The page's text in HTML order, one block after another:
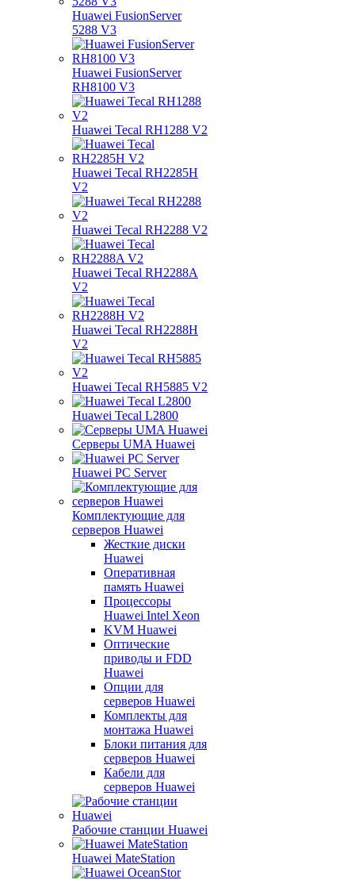
Huawei FusionServer
5288 V3
Huawei FusionServer
RH8100 V3
Huawei Tecal RH1288 V2
Huawei Tecal RH2285H
V2
Huawei Tecal RH2288 V2
Huawei Tecal RH2288A
V2
Huawei Tecal RH2288H
V2
Huawei Tecal RH5885 V2
Huawei Tecal L2800
Серверы UMA Huawei
Huawei PC Server
Комплектующие для
серверов Huawei
Жесткие диски
Huawei
Оперативная
память Huawei
Процессоры
Huawei Intel Xeon
KVM Huawei
Оптические
приводы и FDD
Huawei
Опции для
серверов Huawei
Комплекты для
монтажа Huawei
Блоки питания для
серверов Huawei
Кабели для
серверов Huawei
Рабочие станции Huawei
Huawei MateStation